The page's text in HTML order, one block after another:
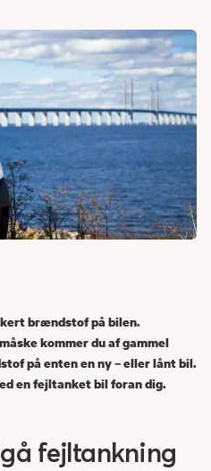
brændstof på bilen.
kommer du af gammel
på enten en ny – eller lånt bil.
en fejltanket bil foran dig.
fejltankning